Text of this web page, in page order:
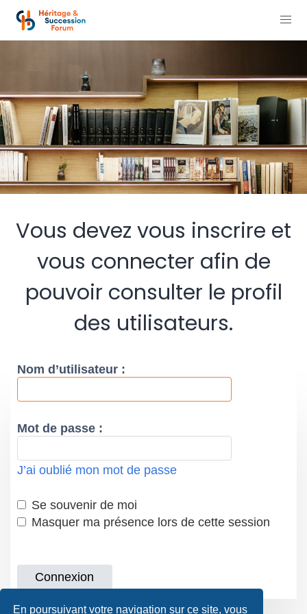
En poursuivant votre navigation sur ce site, vous
Vous devez vous inscrire et
vous connecter afin de
pouvoir consulter le profil
des utilisateurs.
Nom d’utilisateur :
Mot de passe :
J’ai oublié mon mot de passe
Se souvenir de moi
Masquer ma présence lors de cette session